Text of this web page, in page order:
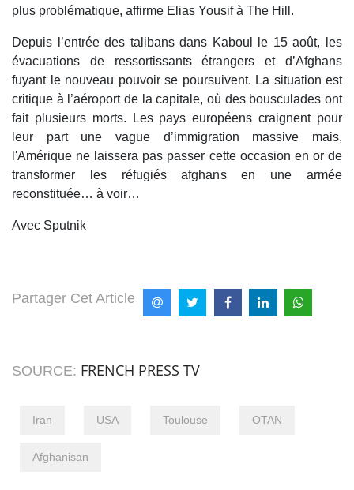
plus problématique, affirme Elias Yousif à The Hill.
Depuis l’entrée des talibans dans Kaboul le 15 août, les
évacuations de ressortissants étrangers et d’Afghans
fuyant le nouveau pouvoir se poursuivent. La situation est
critique à l’aéroport de la capitale, où des bousculades ont
fait plusieurs morts. Les pays européens craignent pour
leur part une vague d’immigration massive mais,
l'Amérique ne laissera pas passer cette occasion en or de
transformer les réfugiés afghans en une armée
reconstituée… à voir…
Avec Sputnik
Partager Cet Article
SOURCE: FRENCH PRESS TV
Iran USA Toulouse OTAN
Afghanisan